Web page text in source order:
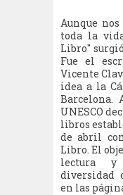
Aunque
toda la
Libro"
Fue el
Vicente
idea a la
Barcelona.
UNESCO
libros
de abril
Libro. El
lectura
diversidad
en las